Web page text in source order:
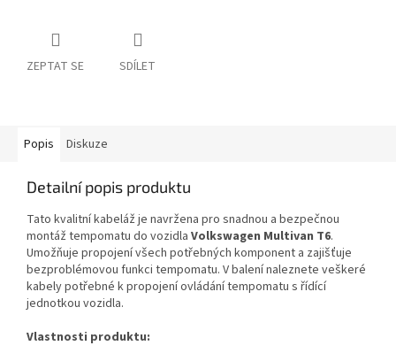
ZEPTAT SE SDÍLET
Popis Diskuze
Detailní popis produktu
Tato kvalitní kabeláž je navržena pro snadnou a bezpečnou
montáž tempomatu do vozidla Volkswagen Multivan T6.
Umožňuje propojení všech potřebných komponent a zajišťuje
bezproblémovou funkci tempomatu. V balení naleznete veškeré
kabely potřebné k propojení ovládání tempomatu s řídící
jednotkou vozidla.
Vlastnosti produktu: